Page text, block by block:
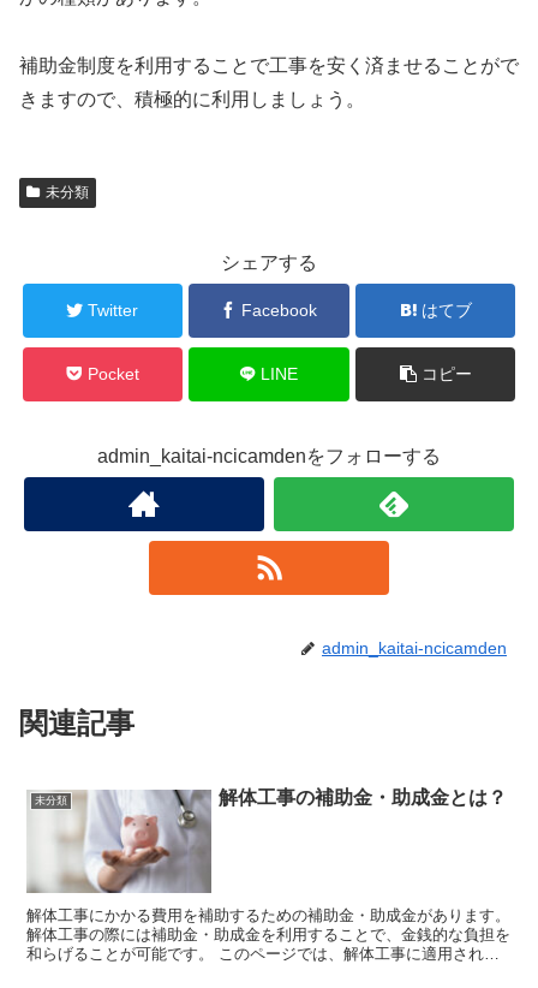
補助金制度を利用することで工事を安く済ませることがで
きますので、積極的に利用しましょう。
未分類
シェアする
Twitter Facebook はてブ
Pocket LINE コピー
admin_kaitai-ncicamdenをフォローする
admin_kaitai-ncicamden
関連記事
未分類 解体工事の補助金・助成金とは？
解体工事にかかる費用を補助するための補助金・助成金があります。
解体工事の際には補助金・助成金を利用することで、金銭的な負担を
和らげることが可能です。 このページでは、解体工事に適用される